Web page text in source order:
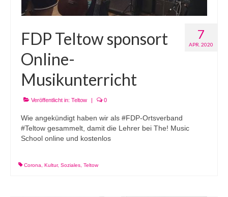
7
APR. 2020
FDP Teltow sponsort
Online-
Musikunterricht
Veröffentlicht in: Teltow | 0
Wie angekündigt haben wir als #FDP-Ortsverband
#Teltow gesammelt, damit die Lehrer bei The! Music
School online und kostenlos
Corona Kultur, Soziales Teltow